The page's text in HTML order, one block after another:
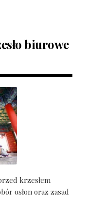
biurowe
krzesłem
osłon oraz zasad